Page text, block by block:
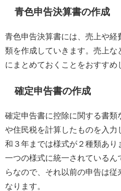
青色申告決算書の作成
青色申告決算書には、売上や経
類を作成していきます。売上な
にまとめておくことをおすすめ
確定申告書の作成
確定申告書に控除に関する書類
や住民税を計算したものを入力
和３年までは様式が２種類あり
一つの様式に統一されているん
らなので、それ以前の申告は従
なります。